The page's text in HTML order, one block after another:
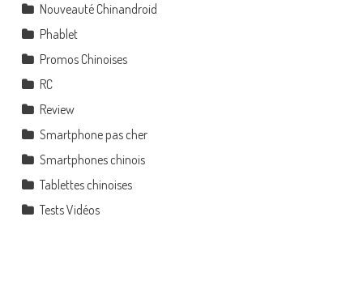
Nouveauté Chinandroid
Phablet
Promos Chinoises
RC
Review
Smartphone pas cher
Smartphones chinois
Tablettes chinoises
Tests Vidéos